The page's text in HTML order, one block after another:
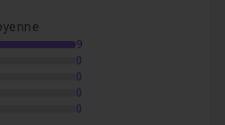
9
0
0
0
0